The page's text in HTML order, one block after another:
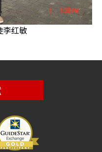
李红敏